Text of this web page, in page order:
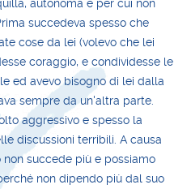
autonoma e per cui non
succedeva spesso che
cose da lei (volevo che lei
coraggio, e condividesse le
ed avevo bisogno di lei dalla
sempre da un'altra parte.
aggressivo e spesso la
discussioni terribili. A causa
succede più e possiamo
non dipendo più dal suo